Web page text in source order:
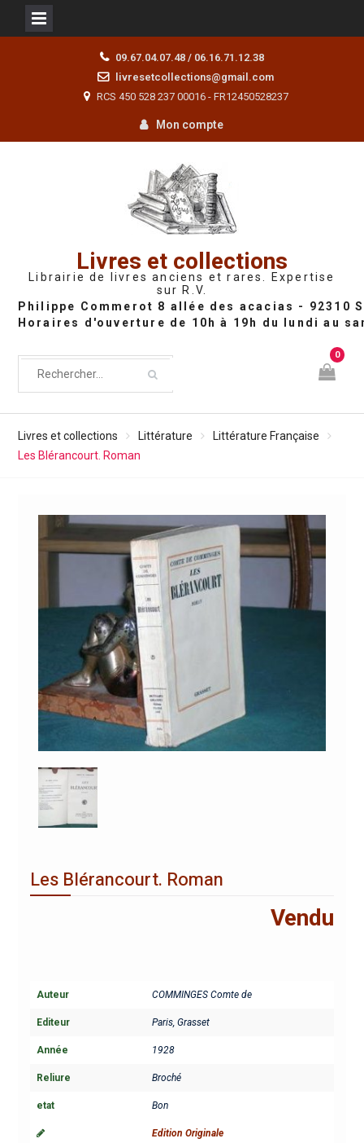
09.67.04.07.48 / 06.16.71.12.38
livresetcollections@gmail.com
RCS 450 528 237 00016 - FR12450528237
Mon compte
Livres et collections
Librairie de livres anciens et rares. Expertise
sur R.V.
0
Livres et collections Littérature
Littérature Française
Les Blérancourt. Roman
Les Blérancourt. Roman
Vendu
Auteur COMMINGES Comte de
Editeur Paris, Grasset
Année 1928
Reliure Broché
etat Bon
Edition Originale